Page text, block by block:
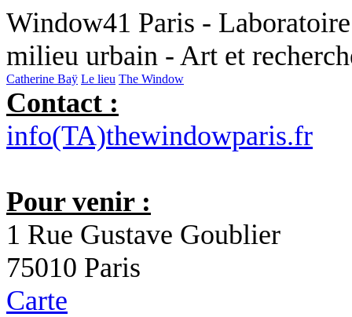
Window41 Paris -
milieu urbain - Art et
Catherine Baÿ Le lieu The Window
Contact :
info(TA)thewindowparis.fr
Pour venir :
1 Rue Gustave Goublier
75010 Paris
Carte